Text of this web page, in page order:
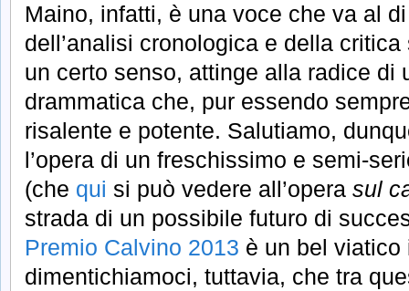
Maino, infatti, è una voce che va al
dell’analisi cronologica e della
un certo senso, attinge alla radice di
drammatica che, pur essendo
risalente e potente. Salutiamo,
l’opera di un freschissimo e semi-
(che qui si può vedere all’opera sul
strada di un possibile futuro di
Premio Calvino 2013 è un bel viatico
dimentichiamoci, tuttavia, che tra